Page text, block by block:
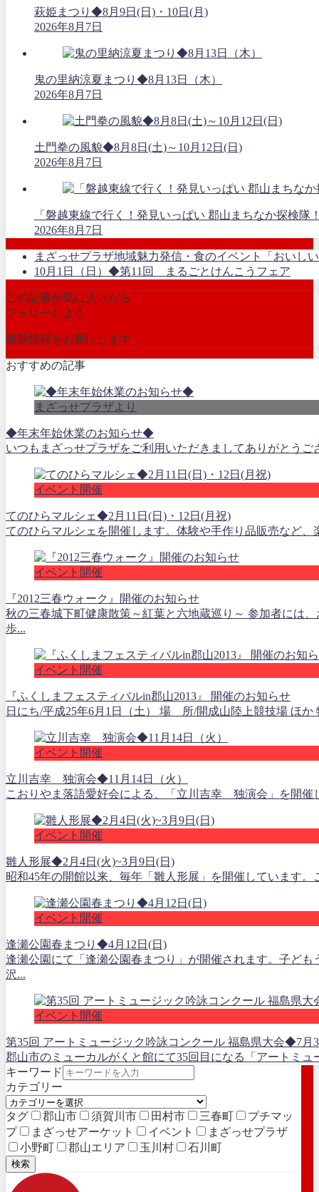
萩姫まつり◆8月9日(日)・10日(月)
2026年8月7日
鬼の里納涼夏まつり◆8月13日（木）
2026年8月7日
土門拳の風貌◆8月8日(土)～10月12日(日)
2026年8月7日
「磐越東線で行く！発見いっぱい 郡山まちなか探検隊
2026年8月7日
まざっせプラザ地域魅力発信・食のイベント「おいし
10月1日（日）◆第11回 まるごとけんこうフェア
この記事が気に入ったら
フォローしよう
最新情報をお届けします
おすすめの記事
まざっせプラザより
◆年末年始休業のお知らせ◆
いつもまざっせプラザをご利用いただきましてありがとうご
イベント開催
てのひらマルシェ◆2月11日(日)・12日(月祝)
てのひらマルシェを開催します。体験や手作り品販売など
イベント開催
『2012三春ウォーク』開催のお知らせ
秋の三春城下町健康散策～紅葉と六地蔵巡り～ 参加者には
歩...
イベント開催
『ふくしまフェスティバルin郡山2013』 開催のお知らせ
日にち/平成25年6月1日（土） 場 所/開成山陸上競技場 ほか
イベント開催
立川吉幸 独演会◆11月14日（火）
こおりやま落語愛好会による、「立川吉幸 独演会」を
イベント開催
雛人形展◆2月4日(火)~3月9日(日)
昭和45年の開館以来、毎年「雛人形展」を開催しています
イベント開催
逢瀬公園春まつり◆4月12日(日)
逢瀬公園にて「逢瀬公園春まつり」が開催されます。子ど
沢...
イベント開催
第35回 アートミュージック吟詠コンクール 福島県大会◆7月
郡山市のミューカルがくと館にて35回目になる「アートミ
キーワード
カテゴリー
タグ 郡山市 須賀川市 田村市 三春町
プチマッ
プ
まざっせアーケット イベント
まざっせプラザ
小野町
郡山エリア 玉川村 石川町
検索